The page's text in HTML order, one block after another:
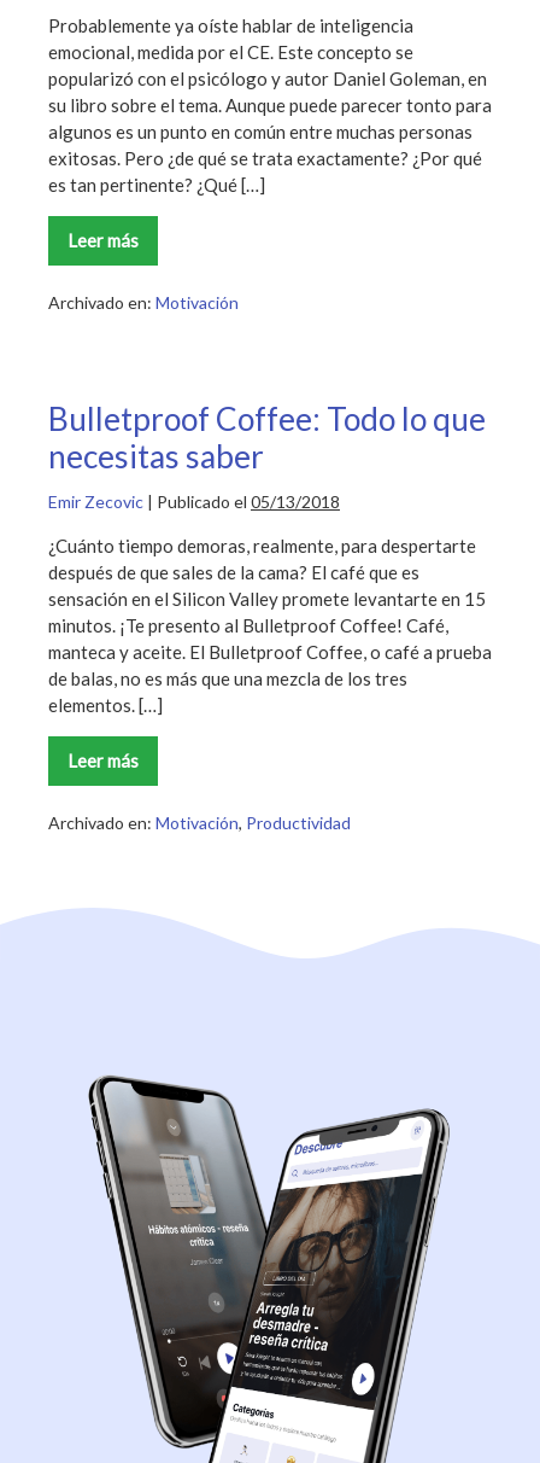
Probablemente ya oíste hablar de inteligencia
emocional, medida por el CE. Este concepto se
popularizó con el psicólogo y autor Daniel Goleman, en
su libro sobre el tema. Aunque puede parecer tonto para
algunos es un punto en común entre muchas personas
exitosas. Pero ¿de qué se trata exactamente? ¿Por qué
es tan pertinente? ¿Qué […]
Leer másInteligencia
Emocional:
la
Archivado en: Motivación
Bulletproof Coffee: Todo lo que
necesitas saber
Emir Zecovic | Publicado el 05/13/2018
¿Cuánto tiempo demoras, realmente, para despertarte
después de que sales de la cama? El café que es
sensación en el Silicon Valley promete levantarte en 15
minutos. ¡Te presento al Bulletproof Coffee! Café,
manteca y aceite. El Bulletproof Coffee, o café a prueba
de balas, no es más que una mezcla de los tres
elementos. […]
Leer másBulletproof
Coffee:
lo
Archivado en: Motivación, Productividad